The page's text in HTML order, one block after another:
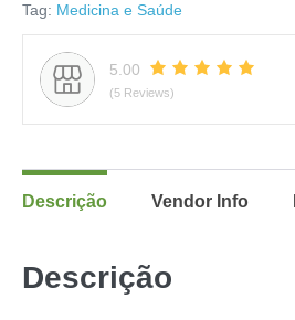
Tag: Medicina e Saúde
5.00
(5 Reviews)
Descrição Vendor Info
Descrição